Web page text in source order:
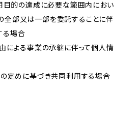
用目的の達成に必要な範囲内におい
全部又は一部を委託することに伴
る場合
由による事業の承継に伴って個人情
の定めに基づき共同利用する場合